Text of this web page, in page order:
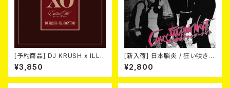
[予約商品] DJ KRUSH x ILL-
BOSSTINO / XO (CD)(通常
盤) 2026年8月5日発売！
¥3,850
[新入荷] 日本脳炎 / 狂い咲きサ
タデーナイト(CD)
¥2,800